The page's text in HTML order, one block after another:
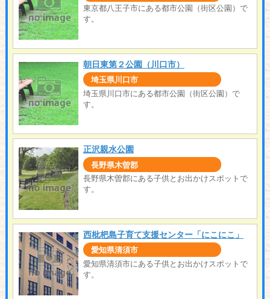
東京都八王子市にある都市公園（街区公園）で
す。
朝日東第２公園（川口市）
埼玉県川口市
埼玉県川口市にある都市公園（街区公園）で
す。
正沢親水公園
長野県木曽郡
長野県木曽郡にある子供とお出かけスポットで
す。
西枇杷島子育て支援センター「にこにこ」
愛知県清須市
愛知県清須市にある子供とお出かけスポットで
す。